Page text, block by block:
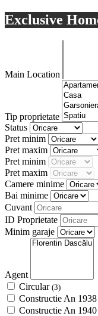
Exclusive
Main Location
Tip proprietate
Status
Pret minim
Pret maxim
Pret minim
Pret maxim
Camere minime
Bai minime
Cuvant
ID Proprietate
Minim garaje
Agent
Circular (3)
Constructie An 1938
Constructie An 1940